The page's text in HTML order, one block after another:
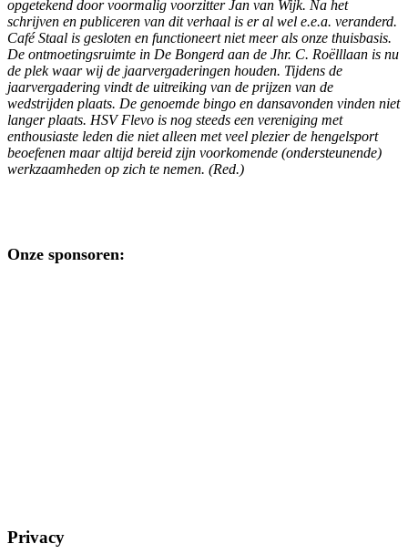
opgetekend door voormalig voorzitter Jan van Wijk. Na het
schrijven en publiceren van dit verhaal is er al wel e.e.a. veranderd.
Café Staal is gesloten en functioneert niet meer als onze thuisbasis.
De ontmoetingsruimte in De Bongerd aan de Jhr. C. Roëlllaan is nu
de plek waar wij de jaarvergaderingen houden. Tijdens de
jaarvergadering vindt de uitreiking van de prijzen van de
wedstrijden plaats. De genoemde bingo en dansavonden vinden niet
langer plaats. HSV Flevo is nog steeds een vereniging met
enthousiaste leden die niet alleen met veel plezier de hengelsport
beoefenen maar altijd bereid zijn voorkomende (ondersteunende)
werkzaamheden op zich te nemen. (Red.)
Onze sponsoren:
Privacy